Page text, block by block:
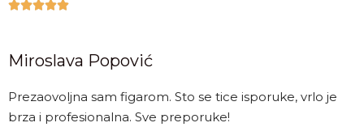

Miroslava Popović
Prezaovoljna sam figarom. Sto se tice isporuke, vrlo je
brza i profesionalna. Sve preporuke!